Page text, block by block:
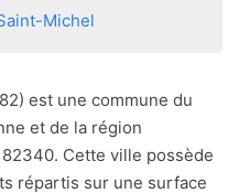
Michel
est une commune du
et de la région
Cette ville possède
répartis sur une surface